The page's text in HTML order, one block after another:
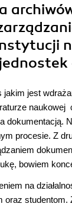
jest
dokumentacją.
procesie. Z
bowiem
na
oraz